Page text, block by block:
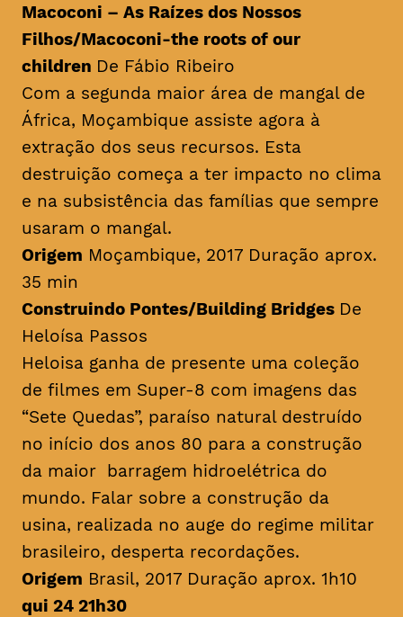
Macoconi – As Raízes dos Nossos
Filhos/Macoconi-the roots of our
children De Fábio Ribeiro
Com a segunda maior área de mangal de
África, Moçambique assiste agora à
extração dos seus recursos. Esta
destruição começa a ter impacto no clima
e na subsistência das famílias que sempre
usaram o mangal.
Origem Moçambique, 2017 Duração aprox.
35 min
Construindo Pontes/Building Bridges De
Heloísa Passos
Heloisa ganha de presente uma coleção
de filmes em Super-8 com imagens das
“Sete Quedas”, paraíso natural destruído
no início dos anos 80 para a construção
da maior barragem hidroelétrica do
mundo. Falar sobre a construção da
usina, realizada no auge do regime militar
brasileiro, desperta recordações.
Origem Brasil, 2017 Duração aprox. 1h10
qui 24 21h30